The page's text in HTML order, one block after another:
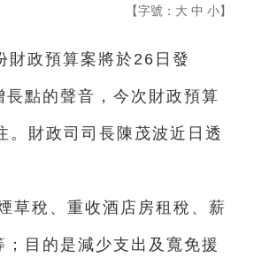
【字號： 大 中 小】
財政預算案將於26日發
點的聲音，今次財政預算
。財政司司長陳茂波近日透
草稅、重收酒店房租稅、薪
目的是減少支出及寬免援